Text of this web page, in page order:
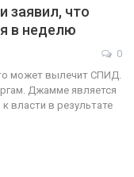
заявил, что
в неделю
0
может вылечит СПИД.
Джамме является
власти в результате